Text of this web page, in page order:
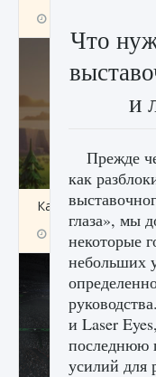
Как заработать
9 августа 2024
Что
и
Прежде
как
глаза», мы
некоторые
небольших
и Laser
последнюю
усилий для